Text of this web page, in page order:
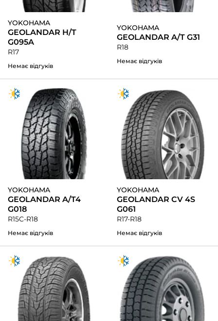
YOKOHAMA
GEOLANDAR H/T
G095A
R17
Немає відгуків
YOKOHAMA
GEOLANDAR A/T G31
R18
Немає відгуків
YOKOHAMA
GEOLANDAR A/T4
G018
R15C-R18
Немає відгуків
YOKOHAMA
GEOLANDAR CV 4S
G061
R17-R18
Немає відгуків